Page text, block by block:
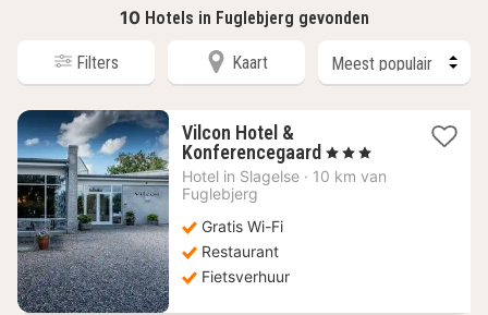
10 Hotels in Fuglebjerg gevonden
Filters Kaart
Vilcon Hotel &
Konferencegaard 1
nacht
, 3 Sterren
Hotel in Slagelse · 10 km van
Fuglebjerg
Gratis Wi-Fi
Restaurant
Fietsverhuur